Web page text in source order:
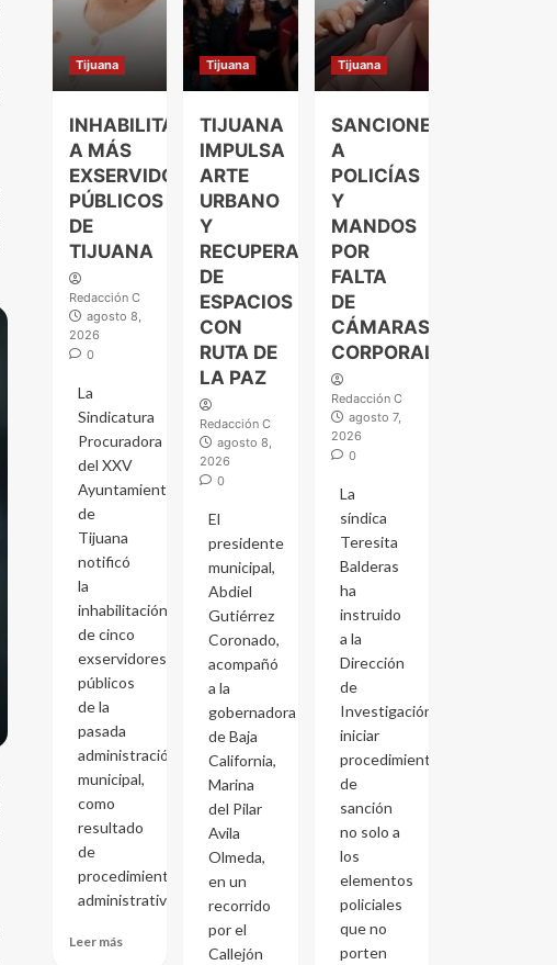
Tijuana
INHABILITAN
A MÁS
EXSERVIDORES
PÚBLICOS
DE
TIJUANA
Redacción C
agosto 8,
2026
0
La
Sindicatura
Procuradora
del XXV
Ayuntamiento
de
Tijuana
notificó
la
inhabilitación
de cinco
exservidores
públicos
de la
pasada
administración
municipal,
como
resultado
de
procedimientos
administrativos...
Leer más
Tijuana
TIJUANA
IMPULSA
ARTE
URBANO
Y
RECUPERACIÓN
DE
ESPACIOS
CON
RUTA DE
LA PAZ
Redacción C
agosto 8,
2026
0
El
presidente
municipal,
Abdiel
Gutiérrez
Coronado,
acompañó
a la
gobernadora
de Baja
California,
Marina
del Pilar
Avila
Olmeda,
en un
recorrido
por el
Callejón
Tijuana
SANCIONES
A
POLICÍAS
Y
MANDOS
POR
FALTA
DE
CÁMARAS
CORPORALES
Redacción C
agosto 7,
2026
0
La
síndica
Teresita
Balderas
ha
instruido
a la
Dirección
de
Investigación
iniciar
procedimientos
de
sanción
no solo a
los
elementos
policiales
que no
porten